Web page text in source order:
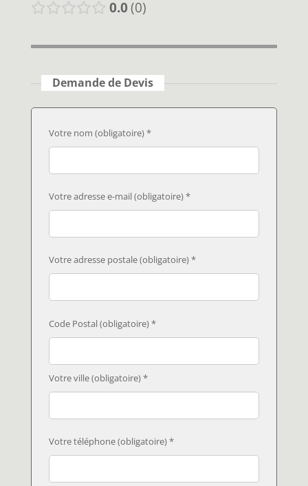
0.0 0
Demande de Devis
Votre nom (obligatoire) *
Votre adresse e-mail (obligatoire) *
Votre adresse postale (obligatoire) *
Code Postal (obligatoire) *
Votre ville (obligatoire) *
Votre téléphone (obligatoire) *